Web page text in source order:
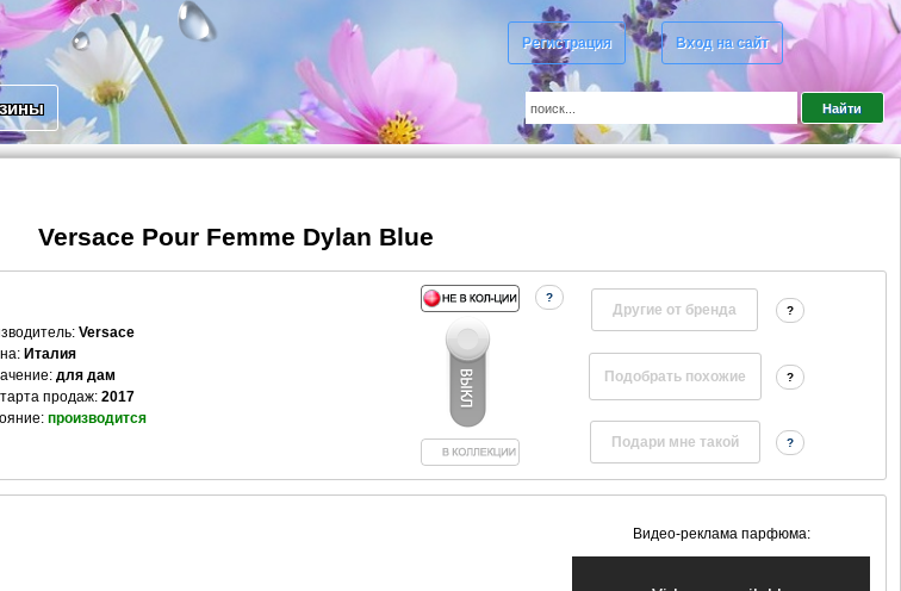
Регистрация Вход на сайт
Versace Pour Femme Dylan Blue
: Versace
Италия
для дам
продаж: 2017
производится
?
Другие от бренда ?
?
?
Видео-реклама парфюма: